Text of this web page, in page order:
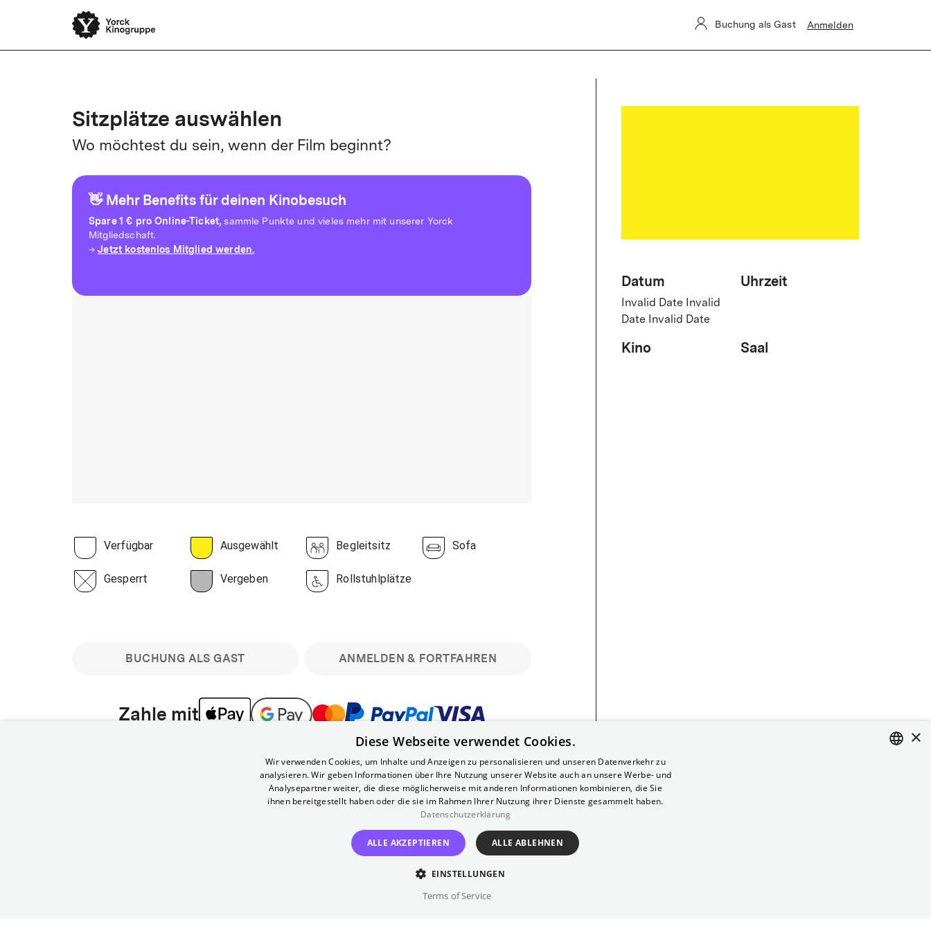
Buchung als Gast
Anmelden
Sitzplätze auswählen
Wo möchtest du sein, wenn der Film beginnt?
👋 Mehr Benefits für deinen Kinobesuch
Spare1 € pro Online-Ticket, sammle Punkte und vieles mehr mit unserer Yorck
Mitgliedschaft.
→Jetzt kostenlos Mitglied werden.
Verfügbar Ausgewählt Begleitsitz Sofa
Gesperrt Vergeben Rollstuhlplätze
BUCHUNG ALS GAST ANMELDEN & FORTFAHREN
Zahle mit
Bitte beachte: Gastbuchungen sind nicht stornierbar. Registriere dich kostenlos für bis zu 90
min vor Filmbeginn stornierbare Tickets für reguläre Vorstellungen. Unlimited-Mitglied?
Melde dich an, um deine Benefits nutzen zu können.
Nur sofern du die Buchung angemeldet mit einem kostenlosen Yorck-Mitgliedskonto
Datum
Invalid Date Invalid
Date Invalid Date
Uhrzeit
Kino Saal
×
Diese Webseite verwendet Cookies.
Wir verwenden Cookies, um Inhalte und Anzeigen zu personalisieren und unseren Datenverkehr zu
analysieren. Wir geben Informationen über Ihre Nutzung unserer Website auch an unsere Werbe- und
Analysepartner weiter, die diese möglicherweise mit anderen Informationen kombinieren, die Sie
ihnen bereitgestellt haben oder die sie im Rahmen Ihrer Nutzung ihrer Dienste gesammelt haben.
Datenschutzerklärung
ALLE AKZEPTIEREN ALLE ABLEHNEN
EINSTELLUNGEN
Terms of Service